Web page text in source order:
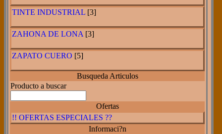
TINTE INDUSTRIAL [3]
ZAHONA DE LONA [3]
ZAPATO CUERO [5]
Busqueda Articulos
Producto a buscar
Ofertas
!! OFERTAS ESPECIALES ??
Informaci?n